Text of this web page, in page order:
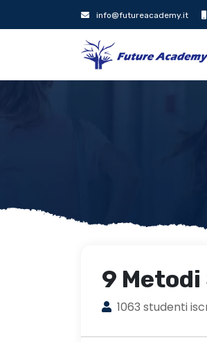
info@futureacademy.it
9
1063 studenti